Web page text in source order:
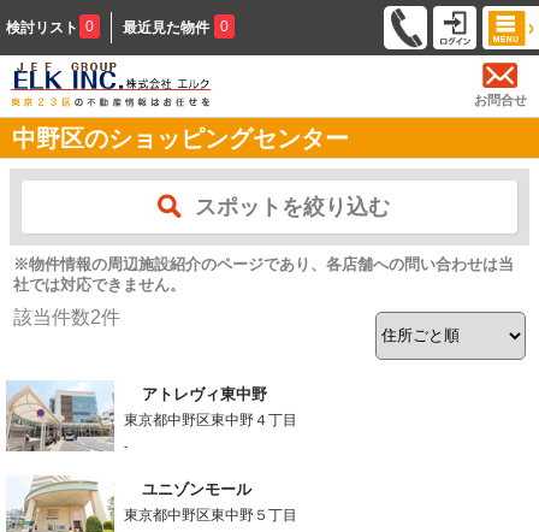
検討リスト 0 最近見た物件 0
お問合せ
中野区のショッピングセンター
スポットを絞り込む
※物件情報の周辺施設紹介のページであり、各店舗への問い合わせは当
社では対応できません。
該当件数2件
アトレヴィ東中野
東京都中野区東中野４丁目
-
ユニゾンモール
東京都中野区東中野５丁目